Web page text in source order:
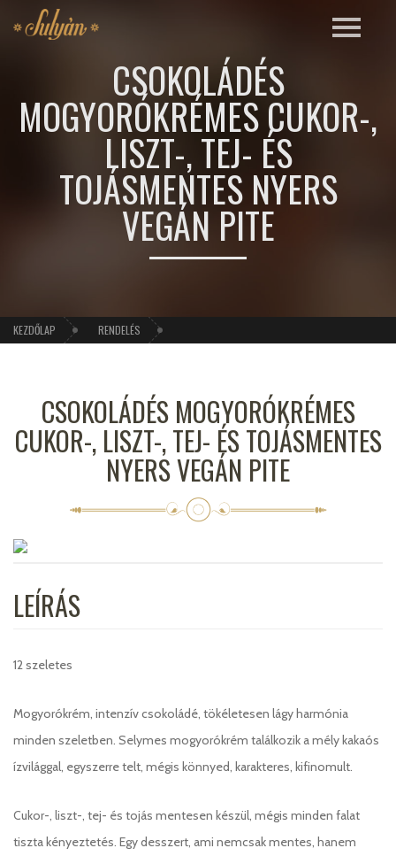
CSOKOLÁDÉS
MOGYORÓKRÉMES CUKOR-,
LISZT-, TEJ- ÉS
TOJÁSMENTES NYERS
VEGÁN PITE
KEZDŐLAP RENDELÉS
CSOKOLÁDÉS MOGYORÓKRÉMES
CUKOR-, LISZT-, TEJ- ÉS TOJÁSMENTES
NYERS VEGÁN PITE
LEÍRÁS
12szeletes
Mogyorókrém, intenzív csokoládé, tökéletesen lágy harmónia
minden szeletben. Selymes mogyorókrém találkozik a mély kakaós
ízvilággal, egyszerre telt, mégis könnyed, karakteres, kifinomult.
Cukor-, liszt-, tej- és tojás mentesen készül, mégis minden falat
tiszta kényeztetés. Egy desszert, ami nemcsak mentes, hanem